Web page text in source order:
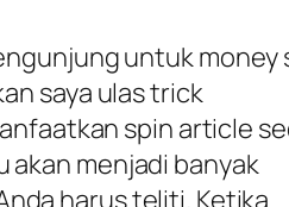
untuk money
saya ulas trick
spin article
akan menjadi banyak